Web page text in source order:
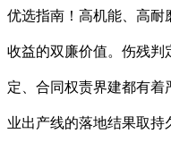
优选指南！高机能、高耐
收益的双廉价值。伤残判
定、合同权责界建都有着
业出产线的落地结果取